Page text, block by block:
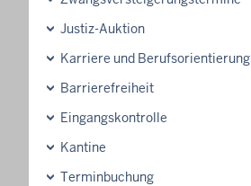
Justiz-Auktion
Karriere und Berufsorientierung
Barrierefreiheit
Eingangskontrolle
Kantine
Terminbuchung